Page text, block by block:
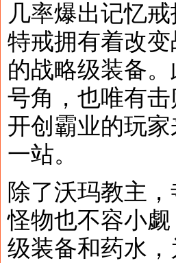
几率爆出记忆
特戒拥有着改
的战略级装备
号角，也唯有
开创霸业的玩
一站。
除了沃玛教主
怪物也不容小
级装备和药水